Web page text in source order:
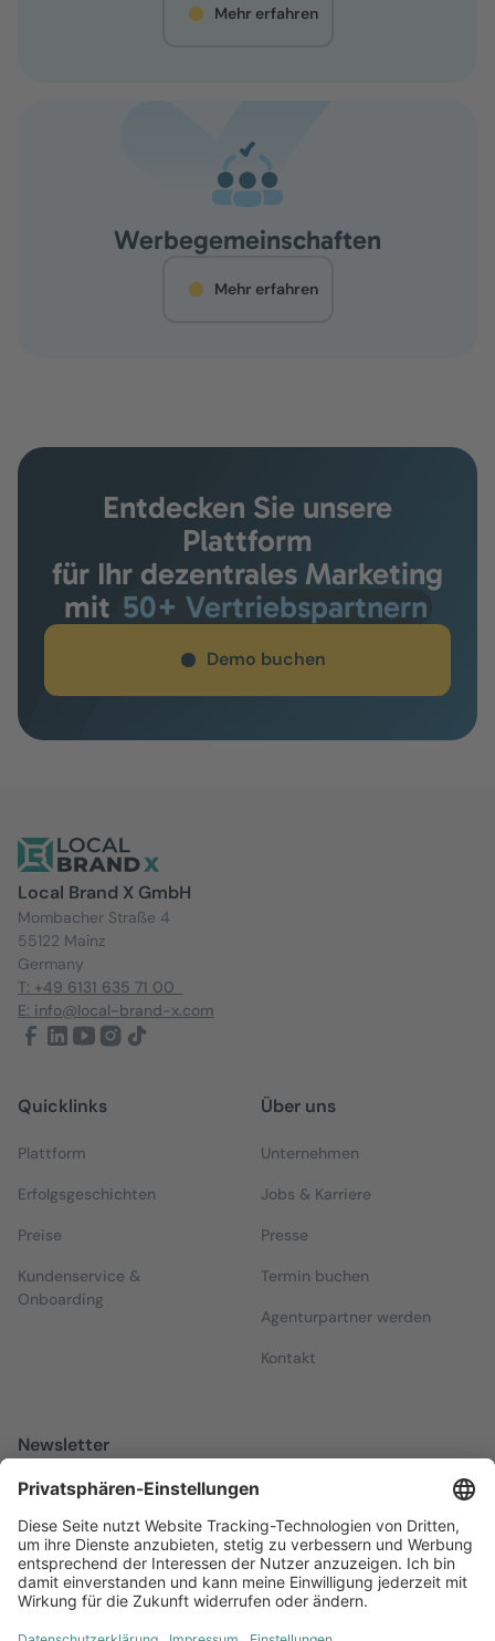
Mehr erfahren
Werbegemeinschaften
Mehr erfahren
Entdecken Sie unsere
Plattform
für Ihr dezentrales Marketing
mit 50+ Vertriebspartnern
Demo buchen
Local Brand X GmbH
Mombacher Straße 4
55122 Mainz
Germany
T: +49 6131 635 71 00
E: info@local-brand-x.com
Quicklinks
Plattform
Erfolgsgeschichten
Preise
Kundenservice &
Onboarding
Über uns
Unternehmen
Jobs & Karriere
Presse
Termin buchen
Agenturpartner werden
Kontakt
Newsletter
Melden Sie sich zu unserem kostenfreien Newsletter an, der Sie
Laufenden hält.